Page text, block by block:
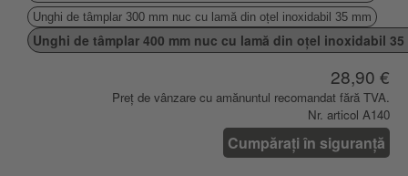
Unghi de tâmplar 300 mm nuc cu lamă din oțel inoxidabil 35 mm
Unghi de tâmplar 400 mm nuc cu lamă din oțel inoxidabil 35
28,90 €
Preț de vânzare cu amănuntul recomandat fără TVA.
Nr. articol A140
Cumpărați în siguranță